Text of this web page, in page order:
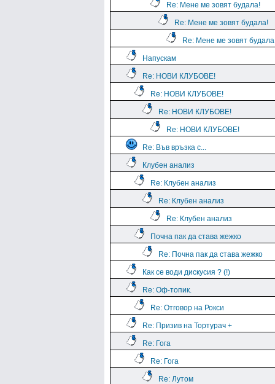
Re: Мене ме зовят будала!
Re: Мене ме зовят будала!
Re: Мене ме зовят
Напускам
Re: НОВИ КЛУБОВЕ!
Re: НОВИ КЛУБОВЕ!
Re: НОВИ КЛУБОВЕ!
Re: НОВИ КЛУБОВЕ!
Re: Във връзка с...
Клубен анализ
Re: Клубен анализ
Re: Клубен анализ
Re: Клубен анализ
Почна пак да става жежко
Re: Почна пак да става жежко
Как се води дискусия ? (!)
Re: Оф-топик.
Re: Отговор на Рокси
Re: Призив на Тортурач +
Re: Гога
Re: Гога
Re: Лутом